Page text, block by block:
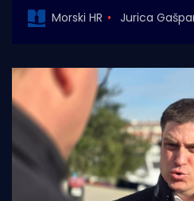
Morski HR Jurica